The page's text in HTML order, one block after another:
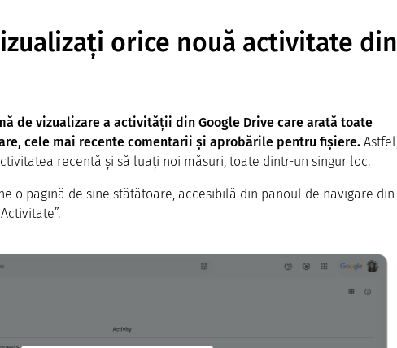
orice nouă activitate din
de vizualizare a activității din Google Drive care arată toate
cele mai recente comentarii și aprobările pentru fișiere. Astfel,
recentă și să luați noi măsuri, toate dintr-un singur loc.
o pagină de sine stătătoare, accesibilă din panoul de navigare din